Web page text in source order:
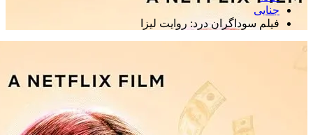
جنایی
فیلم سوداگران درد: روایت لیزا